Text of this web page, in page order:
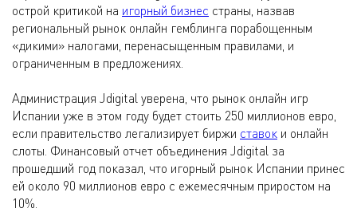
острой критикой на игорный бизнес страны, назвав
региональный рынок онлайн гемблинга порабощенным
«дикими» налогами, перенасыщенным правилами, и
ограниченным в предложениях.
Администрация Jdigital уверена, что рынок онлайн игр
Испании уже в этом году будет стоить 250 миллионов евро,
если правительство легализирует биржи ставок и онлайн
слоты. Финансовый отчет объединения Jdigital за
прошедший год показал, что игорный рынок Испании принес
ей около 90 миллионов евро с ежемесячным приростом на
10%.